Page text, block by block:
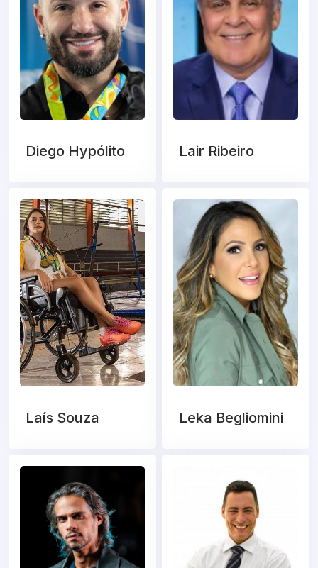
Diego Hypólito Lair Ribeiro
Laís Souza Leka Begliomini